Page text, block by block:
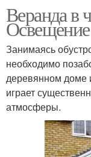
Веранда в
Занимаясь
необходимо
деревянном доме
играет
атмосферы.